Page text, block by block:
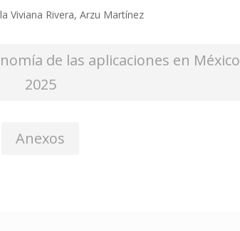
Viviana Rivera, Arzu Martínez
de las aplicaciones en México
2025
Anexos